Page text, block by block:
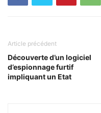
Article précédent
Découverte d’un logiciel
d’espionnage furtif
impliquant un Etat